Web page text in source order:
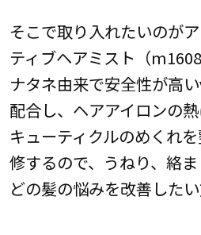
そこで取り入れたいのが
ティブヘアミスト（m1608
ナタネ由来で安全性が高
配合し、ヘアアイロンの熱
キューティクルのめくれ
修するので、うねり、絡
どの髪の悩みを改善した